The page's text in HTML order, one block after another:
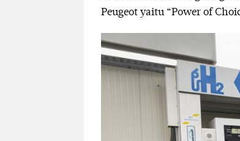
Peugeot yaitu “Power of